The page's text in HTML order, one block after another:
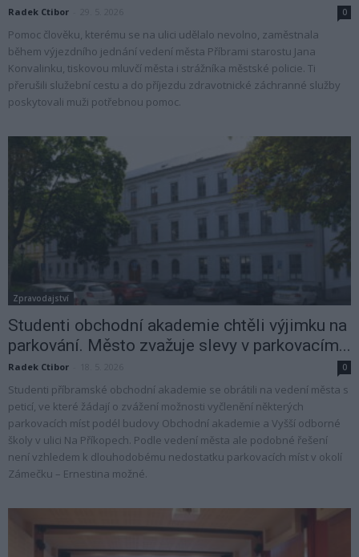
Radek Ctibor 0
Pomoc člověku, kterému se na ulici udělalo nevolno, zaměstnala
během výjezdního jednání vedení města Příbrami starostu Jana
Konvalinku, tiskovou mluvčí města i strážníka městské policie. Ti
přerušili služební cestu a do příjezdu zdravotnické záchranné služby
poskytovali muži potřebnou pomoc.
Zpravodajství
Studenti obchodní akademie chtěli výjimku na
parkování. Město zvažuje slevy v parkovacím...
Radek Ctibor 0
Studenti příbramské obchodní akademie se obrátili na vedení města s
peticí, ve které žádají o zvážení možnosti vyčlenění některých
parkovacích míst podél budovy Obchodní akademie a Vyšší odborné
školy v ulici Na Příkopech. Podle vedení města ale podobné řešení
není vzhledem k dlouhodobému nedostatku parkovacích míst v okolí
Zámečku – Ernestina možné.